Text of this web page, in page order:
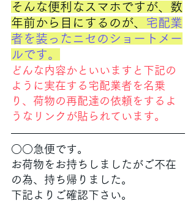
そんな便利なスマホですが、数
年前から目にするのが、 宅配業
者を装ったニセのショートメー
ルです。
どんな内容かといいますと下記の
ように実在する宅配業者を名乗
り、荷物の再配達の依頼をするよ
うなリンクが貼られています。
○○急便です。
お荷物をお持ちしましたがご不在
の為、持ち帰りました。
下記よりご確認下さい。